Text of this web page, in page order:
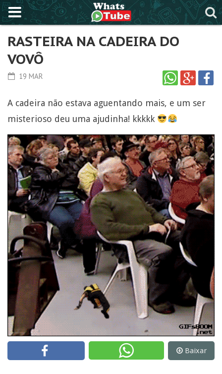
RASTEIRA NA CADEIRA DO
VOVÔ
19 MAR
A cadeira não estava aguentando mais, e um ser
misterioso deu uma ajudinha! kkkkk
Baixar